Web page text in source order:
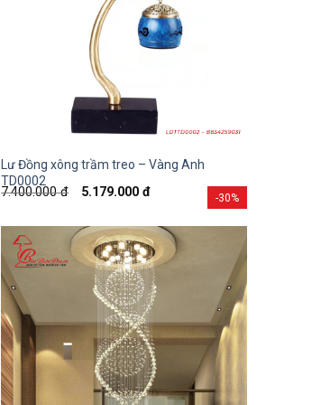
-30%
Lư Đồng xông trầm treo – Vàng Anh
TD0002
7.400.000đ 5.179.000 đ